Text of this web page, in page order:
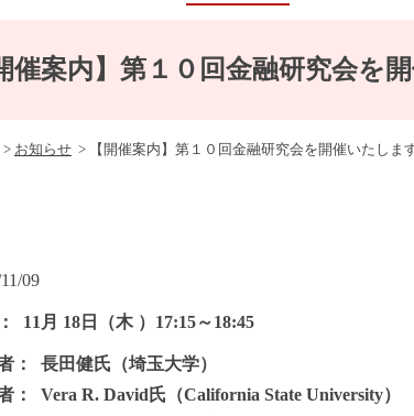
催案内】第１０回金融研究会を
お知らせ 【開催案内】第１０回金融研究会を開催いたします
09
11月 18日（木 ）17:15～18:45
： 長田健氏（埼玉大学）
： Vera R. David氏（California State University）